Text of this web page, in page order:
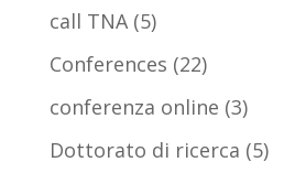
call TNA(5)
Conferences (22)
conferenza online (3)
Dottorato di ricerca (5)